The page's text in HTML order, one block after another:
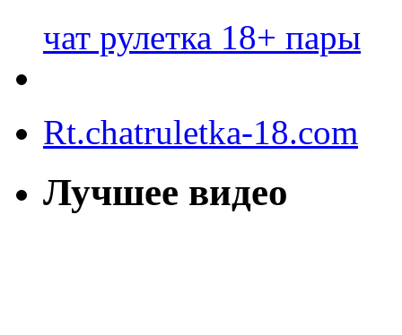
чат рулетка 18+ пары
Rt.chatruletka-18.com
Лучшее видео